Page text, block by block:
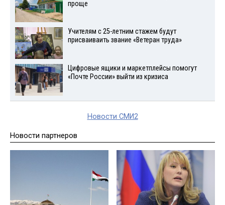
проще
Учителям с 25-летним стажем будут
присваиваить звание «Ветеран труда»
Цифровые ящики и маркетплейсы помогут
«Почте России» выйти из кризиса
Новости СМИ2
Новости партнеров